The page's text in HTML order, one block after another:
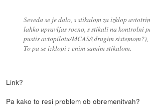
Seveda se je dalo, s stikalom za izklop
lahko upravljas rocno, s stikali na kontrolni
pustis avtopilotu/MCAS/(drugim
To pa se izklopi z enim samim stikalom.
Link?
Pa kako to resi problem ob obremenitvah?